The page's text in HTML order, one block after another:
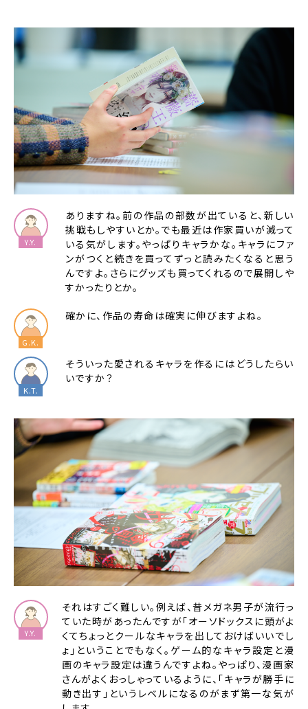
ありますね。前の作品の部数が出ていると、新しい
挑戦もしやすいとか。でも最近は作家買いが減って
いる気がします。やっぱりキャラかな。キャラにファ
ンがつくと続きを買ってずっと読みたくなると思う
んですよ。さらにグッズも買ってくれるので展開しや
すかったりとか。
確かに、作品の寿命は確実に伸びますよね。
そういった愛されるキャラを作るにはどうしたらい
いですか？
それはすごく難しい。例えば、昔メガネ男子が流行っ
ていた時があったんですが「オーソドックスに頭がよ
くてちょっとクールなキャラを出しておけばいいでし
ょ」ということでもなく。ゲーム的なキャラ設定と漫
画のキャラ設定は違うんですよね。やっぱり、漫画家
さんがよくおっしゃっているように、「キャラが勝手に
動き出す」というレベルになるのがまず第一な気が